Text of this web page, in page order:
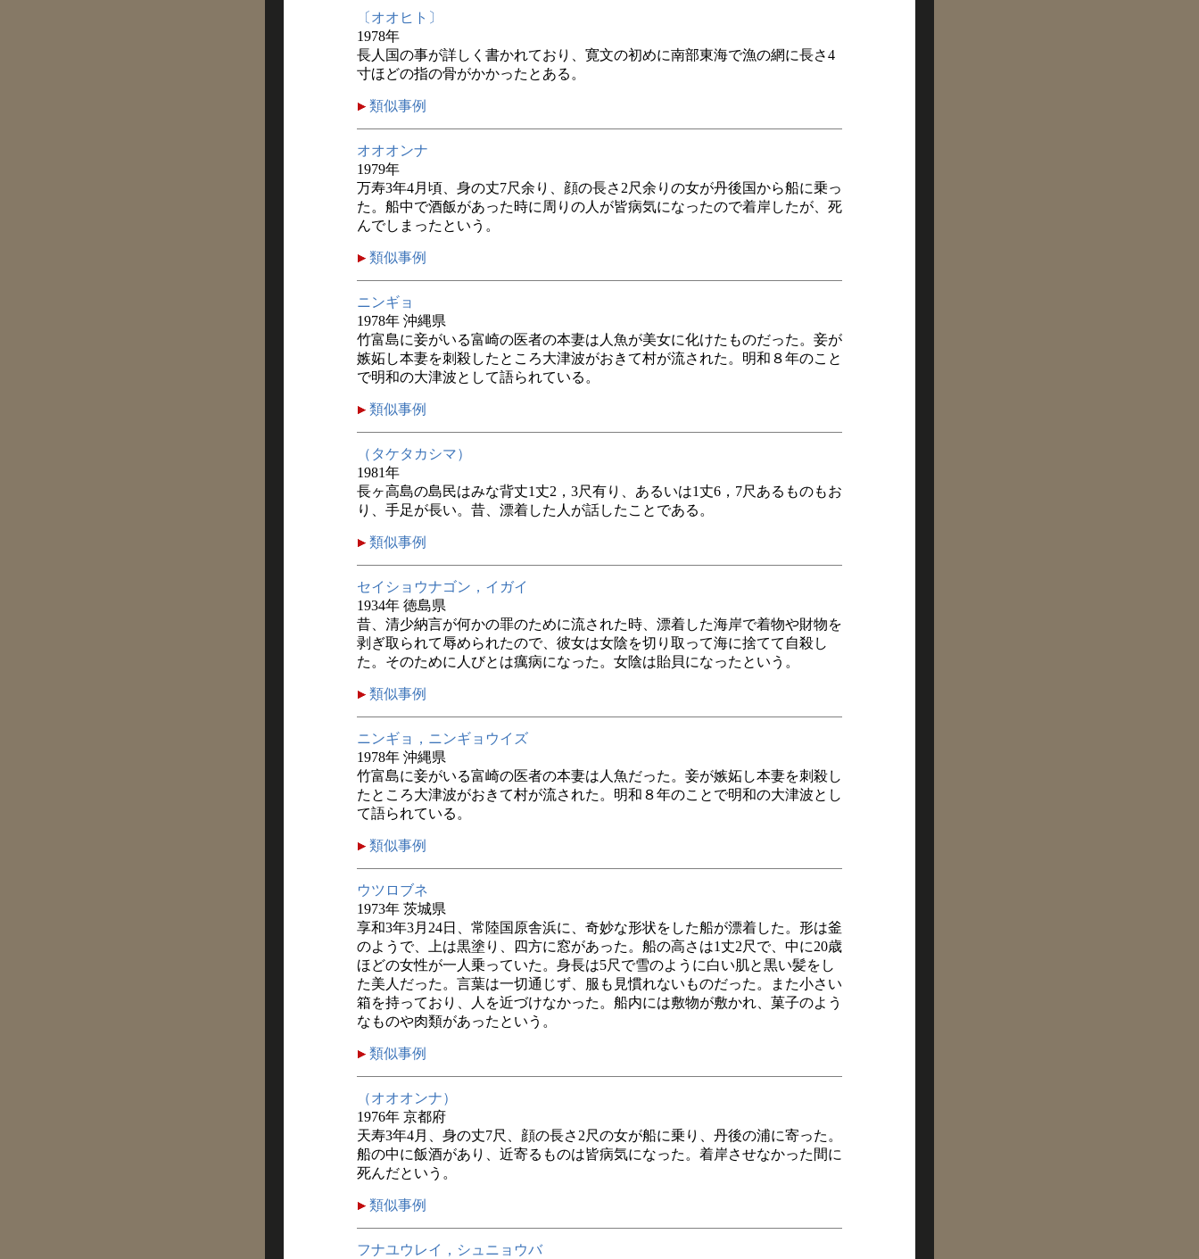
〔オオヒト〕
1978年
長人国の事が詳しく書かれており、寛文の初めに南部東海で漁の網に長さ4
寸ほどの指の骨がかかったとある。
類似事例
オオオンナ
1979年
万寿3年4月頃、身の丈7尺余り、顔の長さ2尺余りの女が丹後国から船に乗っ
た。船中で酒飯があった時に周りの人が皆病気になったので着岸したが、死
んでしまったという。
類似事例
ニンギョ
1978年 沖縄県
竹富島に妾がいる富崎の医者の本妻は人魚が美女に化けたものだった。妾が
嫉妬し本妻を刺殺したところ大津波がおきて村が流された。明和８年のこと
で明和の大津波として語られている。
類似事例
（タケタカシマ）
1981年
長ヶ高島の島民はみな背丈1丈2，3尺有り、あるいは1丈6，7尺あるものもお
り、手足が長い。昔、漂着した人が話したことである。
類似事例
セイショウナゴン，イガイ
1934年 徳島県
昔、清少納言が何かの罪のために流された時、漂着した海岸で着物や財物を
剥ぎ取られて辱められたので、彼女は女陰を切り取って海に捨てて自殺し
た。そのために人びとは癘病になった。女陰は貽貝になったという。
類似事例
ニンギョ，ニンギョウイズ
1978年 沖縄県
竹富島に妾がいる富崎の医者の本妻は人魚だった。妾が嫉妬し本妻を刺殺し
たところ大津波がおきて村が流された。明和８年のことで明和の大津波とし
て語られている。
類似事例
ウツロブネ
1973年 茨城県
享和3年3月24日、常陸国原舎浜に、奇妙な形状をした船が漂着した。形は釜
のようで、上は黒塗り、四方に窓があった。船の高さは1丈2尺で、中に20歳
ほどの女性が一人乗っていた。身長は5尺で雪のように白い肌と黒い髪をし
た美人だった。言葉は一切通じず、服も見慣れないものだった。また小さい
箱を持っており、人を近づけなかった。船内には敷物が敷かれ、菓子のよう
なものや肉類があったという。
類似事例
（オオオンナ）
1976年 京都府
天寿3年4月、身の丈7尺、顔の長さ2尺の女が船に乗り、丹後の浦に寄った。
船の中に飯酒があり、近寄るものは皆病気になった。着岸させなかった間に
死んだという。
類似事例
フナユウレイ，シュニョウバ